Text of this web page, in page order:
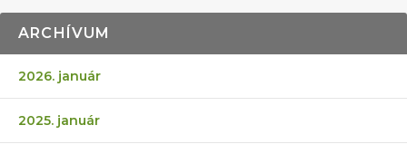
ARCHÍVUM
2026. január
2025. január